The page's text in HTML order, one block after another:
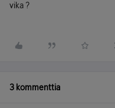
vika ?
3 kommenttia